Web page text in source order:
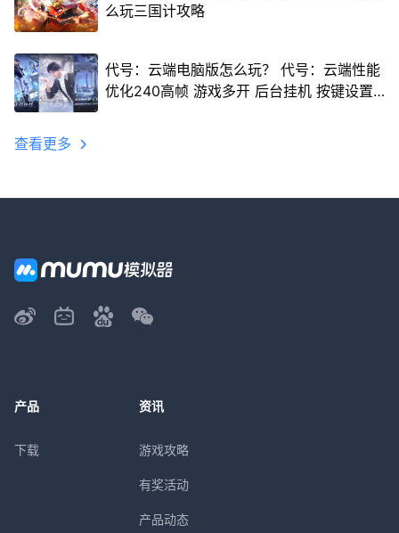
么玩三国计攻略
代号：云端电脑版怎么玩？ 代号：云端性能
优化240高帧 游戏多开 后台挂机 按键设置
查看更多
产品
下载
资讯
游戏攻略
有奖活动
产品动态